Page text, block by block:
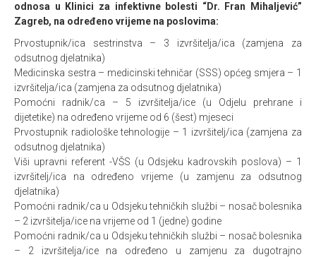
odnosa u Klinici za infektivne bolesti “Dr. Fran Mihaljević”
Zagreb, na određeno vrijeme na poslovima:
Prvostupnik/ica sestrinstva – 3 izvršitelja/ica (zamjena za
odsutnog djelatnika)
Medicinska sestra – medicinski tehničar (SSS) općeg smjera – 1
izvršitelja/ica (zamjena za odsutnog djelatnika)
Pomoćni radnik/ca – 5 izvršitelja/ice (u Odjelu prehrane i
dijetetike) na određeno vrijeme od 6 (šest) mjeseci
Prvostupnik radiološke tehnologije – 1 izvršitelj/ica (zamjena za
odsutnog djelatnika)
Viši upravni referent -VŠS (u Odsjeku kadrovskih poslova) – 1
izvršitelj/ica na određeno vrijeme (u zamjenu za odsutnog
djelatnika)
Pomoćni radnik/ca u Odsjeku tehničkih službi – nosač bolesnika
– 2 izvršitelja/ice na vrijeme od 1 (jedne) godine
Pomoćni radnik/ca u Odsjeku tehničkih službi – nosač bolesnika
– 2 izvršitelja/ice na određeno u zamjenu za dugotrajno